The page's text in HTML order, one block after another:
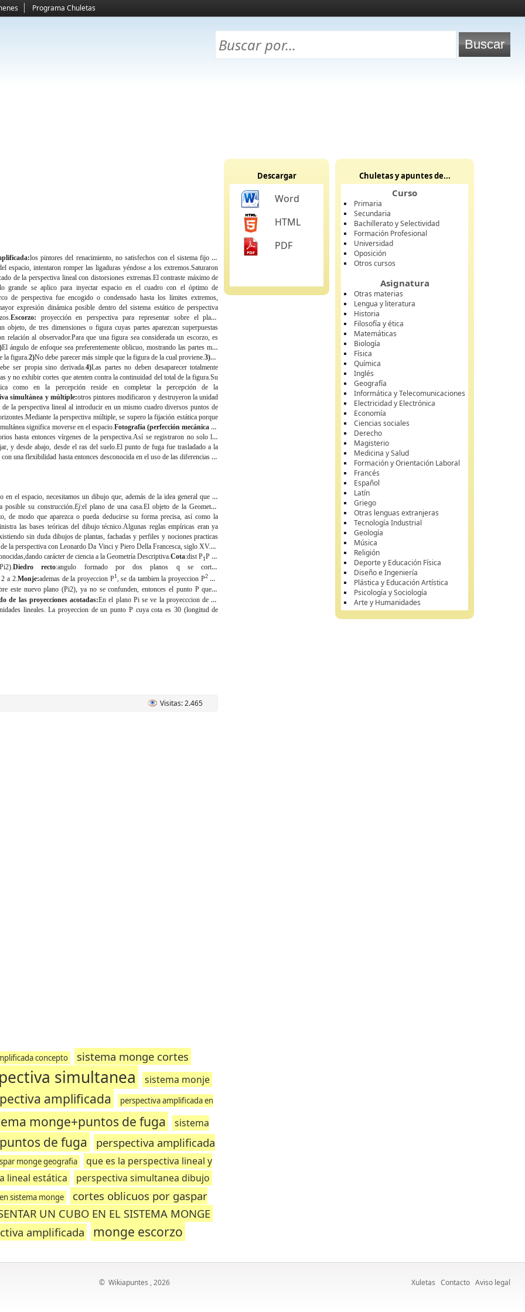
Programa Chuletas
los pintores del renacimiento, no satisfechos con el sistema fijo de
espacio, intentaron romper las ligaduras yéndose a los extremos.Saturaron
de la perspectiva lineal con distorsiones extremas.El contraste máximo de
grande se aplico para inyectar espacio en el cuadro con el óptimo de
de perspectiva fue encogido o condensado hasta los límites extremos,
expresión dinámica posible dentro del sistema estático de perspectiva
Escorzo: proyección en perspectiva para representar sobre el plano
objeto, de tres dimensiones o figura cuyas partes aparezcan superpuestas
relación al observador.Para que una figura sea considerada un escorzo, es
El ángulo de enfoque sea preferentemente oblicuo, mostrando las partes más
la figura.2)No debe parecer más simple que la figura de la cual proviene.3)Su
ser propia sino derivada.4)Las partes no deben desaparecer totalmente
y no exhibir cortes que atenten contra la continuidad del total de la figura.Su
como en la percepción reside en completar la percepción de la
simultánea y múltiple:otros pintores modificaron y destruyeron la unidad
de la perspectiva lineal al introducir en un mismo cuadro diversos puntos de
la perspectiva múltiple, se supero la fijación estática porque
significa moverse en el espacio.Fotografía (perfección mecánica de
hasta entonces vírgenes de la perspectiva.Así se registraron no solo las
y desde abajo, desde el ras del suelo.El punto de fuga fue trasladado a la
con una flexibilidad hasta entonces desconocida en el uso de las diferencias de
en el espacio, necesitamos un dibujo que, además de la idea general que se
posible su construcción.Ej:el plano de una casa.El objeto de la Geometría
de modo que aparezca o pueda deducirse su forma precisa, así como la
las bases teóricas del dibujo técnico.Algunas reglas empíricas eran ya
sin duda dibujos de plantas, fachadas y perfiles y nociones practicas
la perspectiva con Leonardo Da Vinci y Piero Della Francesca, siglo XV.En
carácter de ciencia a la Geometría Descriptiva.Cota:dist P1P de
Diedro recto:angulo formado por dos planos q se cortan
a 2. Monje:ademas de la proyeccion P1, se da tambien la proyeccion P2del
este nuevo plano (Pi2), ya no se confunden, entonces el punto P queda
de las proyecciones acotadas:En el plano Pi se ve la proyecccion de un
lineales. La proyeccion de un punto P cuya cota es 30 (longitud de
Visitas: 2.465
concepto sistema monge cortes
simultanea sistema monje
amplificada perspectiva amplificada en
monge+puntos de fuga
sistema
de fuga
perspectiva amplificada
monge geografia
que es la perspectiva lineal y
lineal estática perspectiva simultanea dibujo
sistema monge
cortes oblicuos por gaspar
UN CUBO EN EL SISTEMA MONGE
amplificada monge escorzo
Descargar
Word
HTML
PDF
Chuletas y apuntes de...
Curso
Primaria
Secundaria
Bachillerato y Selectividad
Formación Profesional
Universidad
Oposición
Otros cursos
Asignatura
Otras materias
Lengua y literatura
Historia
Filosofía y ética
Matemáticas
Biología
Física
Química
Inglés
Geografía
Informática y Telecomunicaciones
Electricidad y Electrónica
Economía
Ciencias sociales
Derecho
Magisterio
Medicina y Salud
Formación y Orientación Laboral
Francés
Español
Latín
Griego
Otras lenguas extranjeras
Tecnología Industrial
Geología
Música
Religión
Deporte y Educación Física
Diseño e Ingeniería
Plástica y Educación Artística
Psicología y Sociología
Arte y Humanidades
Xuletas Contacto Aviso legal
© Wikiapuntes , 2026